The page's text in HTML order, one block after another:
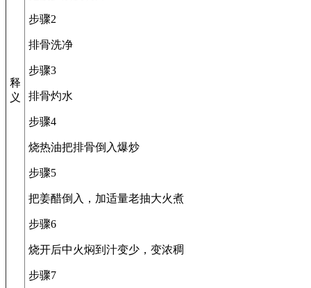
释
义
步骤2
排骨洗净
步骤3
排骨灼水
步骤4
烧热油把排骨倒入爆炒
步骤5
把姜醋倒入，加适量老抽大火煮
步骤6
烧开后中火焖到汁变少，变浓稠
步骤7